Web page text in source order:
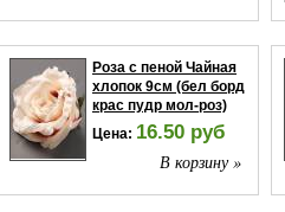
Роза с пеной Чайная
хлопок 9см (бел борд
крас пудр мол-роз)
Цена: 16.50 руб
В корзину »